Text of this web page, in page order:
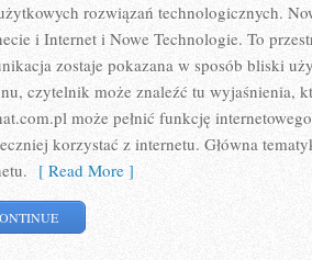
rozwiązań technologicznych.
i Internet i Nowe Technologie. To
zostaje pokazana w sposób bliski
czytelnik może znaleźć tu wyjaśnienia,
może pełnić funkcję
korzystać z internetu. Główna
[ Read More ]